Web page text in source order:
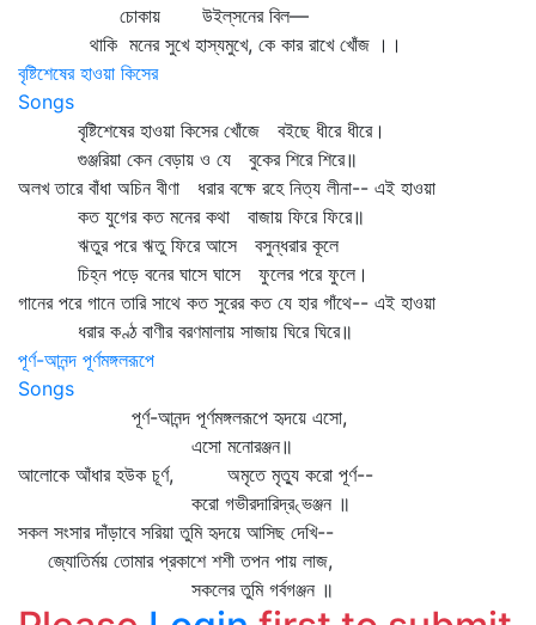
চোকায় উইল্‌সনের বিল—
থাকি মনের সুখে হাস্যমুখে, কে কার রাখে খোঁজ ।।
বৃষ্টিশেষের হাওয়া কিসের
Songs
বৃষ্টিশেষের হাওয়া কিসের খোঁজে বইছে ধীরে ধীরে।
গুঞ্জরিয়া কেন বেড়ায় ও যে বুকের শিরে শিরে॥
অলখ তারে বাঁধা অচিন বীণা ধরার বক্ষে রহে নিত্য লীনা-- এই হাওয়া
কত যুগের কত মনের কথা বাজায় ফিরে ফিরে॥
ঋতুর পরে ঋতু ফিরে আসে বসুন্ধরার কূলে
চিহ্ন পড়ে বনের ঘাসে ঘাসে ফুলের পরে ফুলে।
গানের পরে গানে তারি সাথে কত সুরের কত যে হার গাঁথে-- এই হাওয়া
ধরার কণ্ঠ বাণীর বরণমালায় সাজায় ঘিরে ঘিরে॥
পূর্ণ-আনন্দ পূর্ণমঙ্গলরূপে
Songs
পূর্ণ-আনন্দ পূর্ণমঙ্গলরূপে হৃদয়ে এসো,
এসো মনোরঞ্জন॥
আলোকে আঁধার হউক চূর্ণ, অমৃতে মৃত্যু করো পূর্ণ--
করো গভীরদারিদ্র৻ভঞ্জন ॥
সকল সংসার দাঁড়াবে সরিয়া তুমি হৃদয়ে আসিছ দেখি--
জ্যোতির্ময় তোমার প্রকাশে শশী তপন পায় লাজ,
সকলের তুমি গর্বগঞ্জন ॥